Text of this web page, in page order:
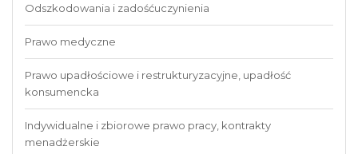
Odszkodowania i zadośćuczynienia
Prawo medyczne
Prawo upadłościowe i restrukturyzacyjne, upadłość
konsumencka
Indywidualne i zbiorowe prawo pracy, kontrakty
menadżerskie